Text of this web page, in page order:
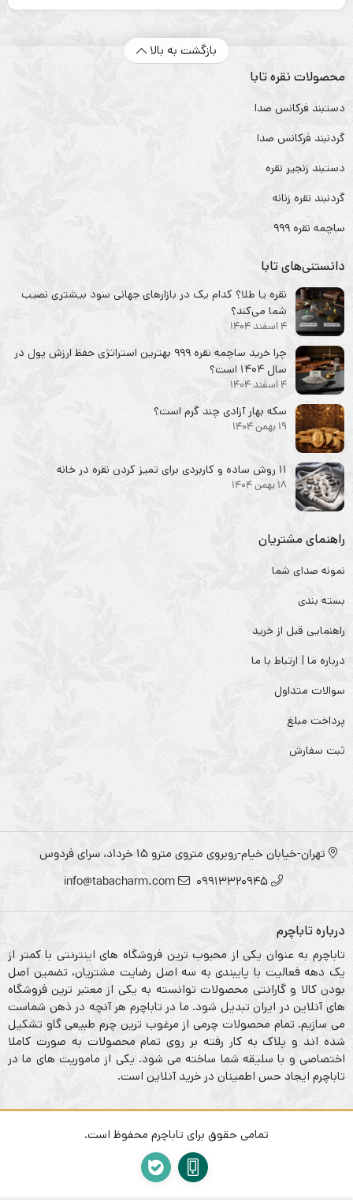
بازگشت به بالا
محصولات نقره تابا
دستبند فرکانس صدا
گردنبند فرکانس صدا
دستبند زنجیر نقره
گردنبند نقره زنانه
ساچمه نقره ۹۹۹
دانستنی‌های تابا
نقره یا طلا؟ کدام یک در بازارهای جهانی سود بیشتری نصیب
شما می‌کند؟
4 اسفند 1404
چرا خرید ساچمه نقره ۹۹۹ بهترین استراتژی حفظ ارزش پول در
سال ۱۴۰۴ است؟
4 اسفند 1404
سکه‌ بهار آزادی چند گرم است؟
19 بهمن 1404
۱۱ روش ساده و کاربردی برای تمیز کردن نقره در خانه
18 بهمن 1404
راهنمای مشتریان
نمونه صدای شما
بسته بندی
راهنمایی قبل از خرید
درباره ما | ارتباط با ما
سوالات متداول
پرداخت مبلغ
ثبت سفارش
تهران-خیابان خیام-روبروی متروی مترو ۱۵ خرداد، سرای فردوس
09913320945
info@tabacharm.com
درباره تاباچرم
تاباچرم به عنوان یکی از محبوب ترین فروشگاه های اینترنتی با کمتر از
یک دهه فعالیت با پایبندی به سه اصل رضایت مشتریان، تضمین اصل
بودن کالا و گارانتی محصولات توانسته به یکی از معتبر ترین فروشگاه
های آنلاین در ایران تبدیل شود. ما در تاباچرم هر آنچه در ذهن شماست
می سازیم. تمام محصولات چرمی از مرغوب ترین چرم طبیعی گاو تشکیل
شده اند و پلاک به کار رفته بر روی تمام محصولات به صورت کاملا
اختصاصی و با سلیقه شما ساخته می شود. یکی از ماموریت های ما در
تاباچرم ایجاد حس اطمینان در خرید آنلاین است.
تمامی حقوق برای تاباچرم محفوظ است.